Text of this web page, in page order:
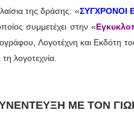
της δράσης: «ΣΥΓΧΡΟΝΟΙ
συμμετέχει στην«
Λογοτέχνη και Εκδότη
λογοτεχνία.
ΜΕ ΤΟΝ